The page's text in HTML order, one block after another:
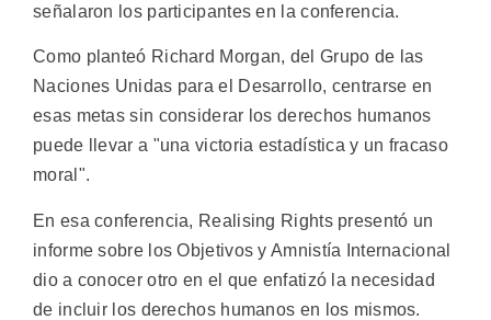
señalaron los participantes en la conferencia.
Como planteó Richard Morgan, del Grupo de las
Naciones Unidas para el Desarrollo, centrarse en
esas metas sin considerar los derechos humanos
puede llevar a "una victoria estadística y un fracaso
moral".
En esa conferencia, Realising Rights presentó un
informe sobre los Objetivos y Amnistía Internacional
dio a conocer otro en el que enfatizó la necesidad
de incluir los derechos humanos en los mismos.